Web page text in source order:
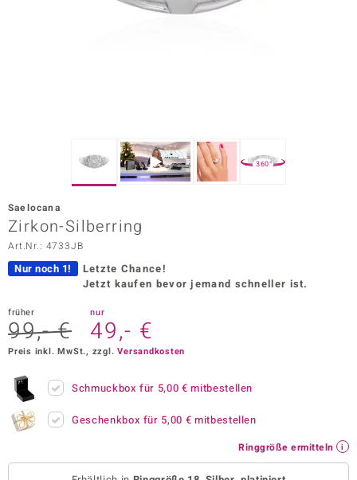
Vogue
360°
Saelocana
Zirkon-Silberring
Art.Nr.: 4733JB
Nur noch 1!
Letzte Chance!
Jetzt kaufen bevor jemand schneller ist.
früher
99,- €
nur
49,- €
Preis inkl. MwSt., zzgl.Versandkosten
Schmuckbox für 5,00 € mitbestellen
Geschenkbox für 5,00 € mitbestellen
Ringgröße ermitteln